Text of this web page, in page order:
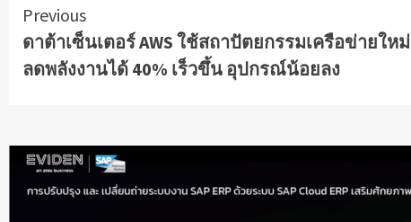
Continue
Reading
Previous
ดาต้าเซ็นเตอร์ AWS ใช้สถาปัตยกรรมเครือข่ายใหม่
ลดพลังงานได้ 40% เร็วขึ้น อุปกรณ์น้อยลง